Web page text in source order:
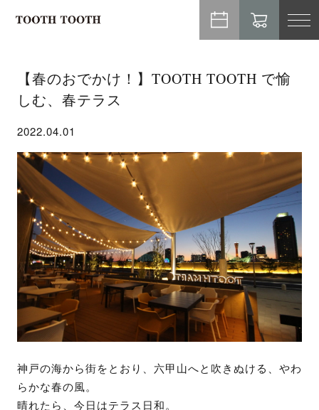
【春のおでかけ！】TOOTH TOOTH で愉
しむ、春テラス
2022.04.01
神戸の海から街をとおり、六甲山へと吹きぬける、やわ
らかな春の風。
晴れたら、今日はテラス日和。